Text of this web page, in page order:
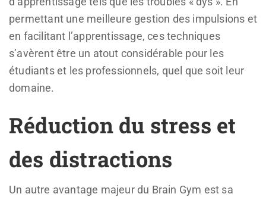
permettant une meilleure gestion des impulsions et
en facilitant l’apprentissage, ces techniques
s’avèrent être un atout considérable pour les
étudiants et les professionnels, quel que soit leur
domaine.
Réduction du stress et
des distractions
Un autre avantage majeur du Brain Gym est sa